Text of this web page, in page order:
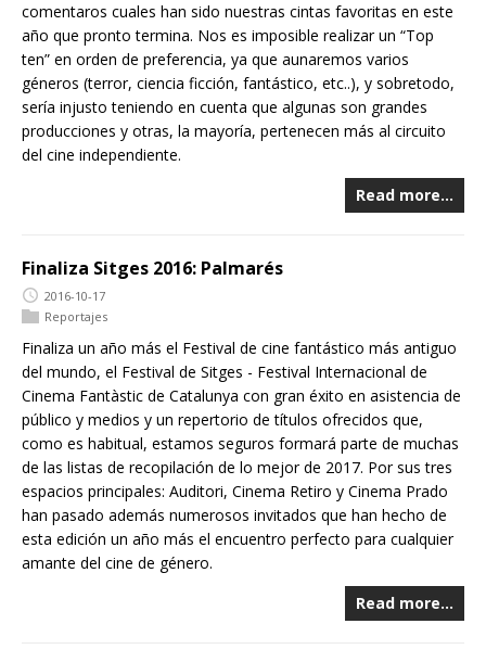
comentaros cuales han sido nuestras cintas favoritas en este
año que pronto termina. Nos es imposible realizar un “Top
ten” en orden de preferencia, ya que aunaremos varios
géneros (terror, ciencia ficción, fantástico, etc..), y sobretodo,
sería injusto teniendo en cuenta que algunas son grandes
producciones y otras, la mayoría, pertenecen más al circuito
del cine independiente.
Read more…
Finaliza Sitges 2016: Palmarés
2016-10-17
Reportajes
Finaliza un año más el Festival de cine fantástico más antiguo
del mundo, el Festival de Sitges - Festival Internacional de
Cinema Fantàstic de Catalunya con gran éxito en asistencia de
público y medios y un repertorio de títulos ofrecidos que,
como es habitual, estamos seguros formará parte de muchas
de las listas de recopilación de lo mejor de 2017. Por sus tres
espacios principales: Auditori, Cinema Retiro y Cinema Prado
han pasado además numerosos invitados que han hecho de
esta edición un año más el encuentro perfecto para cualquier
amante del cine de género.
Read more…